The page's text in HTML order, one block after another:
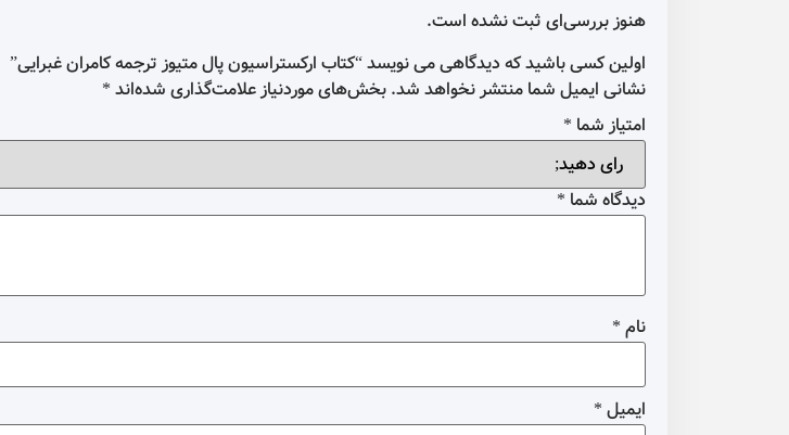
هنوز بررسی‌ای ثبت نشده است.
اولین کسی باشید که دیدگاهی می نویسد “کتاب ارکستراسیون پال متیوز ترجمه کامران غبرایی”
نشانی ایمیل شما منتشر نخواهد شد. بخش‌های موردنیاز علامت‌گذاری شده‌اند *
امتیاز شما *
دیدگاه شما *
نام *
ایمیل *